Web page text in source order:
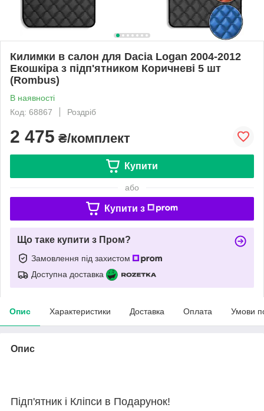
Килимки в салон для Dacia Logan 2004-2012
Екошкіра з підп'ятником Коричневі 5 шт
(Rombus)
В наявності
Код: 68867
Роздріб
2 475 ₴/комплект
Купити
або
Купити з
Що таке купити з Пром?
Замовлення під захистом
Доступна доставка
Опис Характеристики Доставка Оплата Умови
Опис
Підп'ятник і Кліпси в Подарунок!